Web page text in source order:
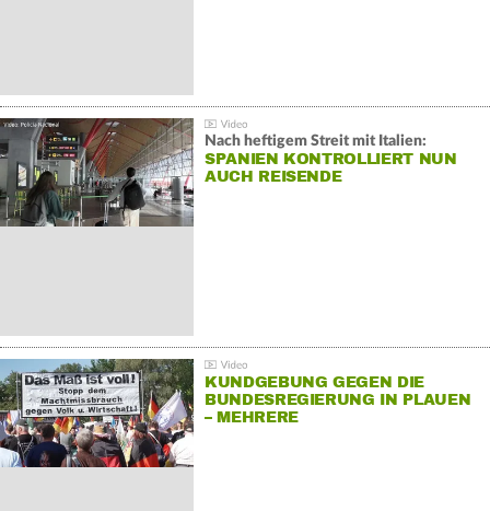
Nach heftigem Streit mit Italien:
SPANIEN KONTROLLIERT NUN
AUCH REISENDE
KUNDGEBUNG GEGEN DIE
BUNDESREGIERUNG IN PLAUEN
– MEHRERE